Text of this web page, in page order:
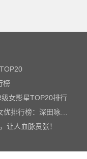
榜
女影星TOP20排行
榜：深田咏美仅排第二
让人血脉贲张！